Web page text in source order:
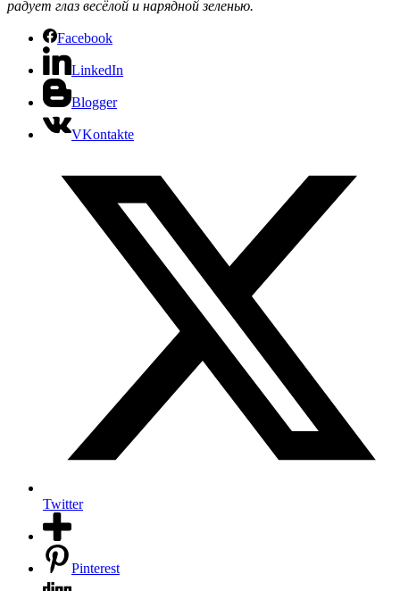
радует глаз весёлой и нарядной зеленью.
Facebook
LinkedIn
Blogger
VKontakte
Twitter
Pinterest